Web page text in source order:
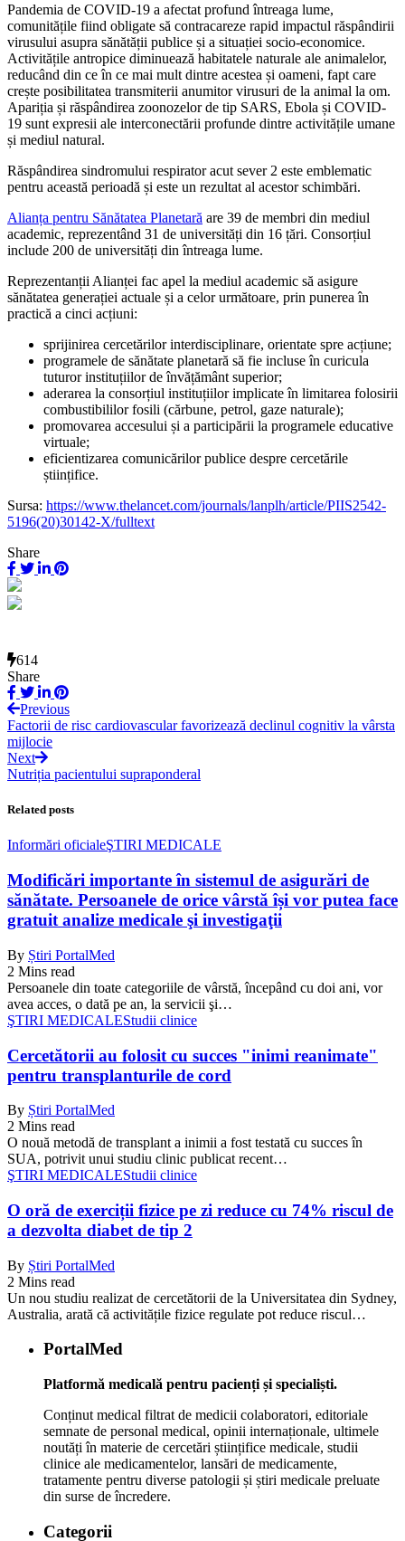
Pandemia de COVID-19 a afectat profund întreaga lume,
comunitățile fiind obligate să contracareze rapid impactul răspândirii
virusului asupra sănătății publice și a situației socio-economice.
Activitățile antropice diminuează habitatele naturale ale animalelor,
reducând din ce în ce mai mult dintre acestea și oameni, fapt care
crește posibilitatea transmiterii anumitor virusuri de la animal la om.
Apariția și răspândirea zoonozelor de tip SARS, Ebola și COVID-
19 sunt expresii ale interconectării profunde dintre activitățile umane
și mediul natural.
Răspândirea sindromului respirator acut sever 2 este emblematic
pentru această perioadă și este un rezultat al acestor schimbări.
Alianța pentru Sănătatea Planetară are 39 de membri din mediul
academic, reprezentând 31 de universități din 16 țări. Consorțiul
include 200 de universități din întreaga lume.
Reprezentanții Alianței fac apel la mediul academic să asigure
sănătatea generației actuale și a celor următoare, prin punerea în
practică a cinci acțiuni:
sprijinirea cercetărilor interdisciplinare, orientate spre acțiune;
programele de sănătate planetară să fie incluse în curicula
tuturor instituțiilor de învățământ superior;
aderarea la consorțiul instituțiilor implicate în limitarea folosirii
combustibililor fosili (cărbune, petrol, gaze naturale);
promovarea accesului și a participării la programele educative
virtuale;
eficientizarea comunicărilor publice despre cercetările
științifice.
Sursa: https://www.thelancet.com/journals/lanplh/article/PIIS2542-
5196(20)30142-X/fulltext
Share
614
Share
Previous
Factorii de risc cardiovascular favorizează declinul cognitiv la vârsta
mijlocie
Next
Nutriția pacientului supraponderal
Related posts
Informări oficialeŞTIRI MEDICALE
Modificări importante în sistemul de asigurări de
sănătate. Persoanele de orice vârstă își vor putea face
gratuit analize medicale şi investigaţii
By Știri PortalMed
2 Mins read
Persoanele din toate categoriile de vârstă, începând cu doi ani, vor
avea acces, o dată pe an, la servicii şi…
ŞTIRI MEDICALEStudii clinice
Cercetătorii au folosit cu succes "inimi reanimate"
pentru transplanturile de cord
By Știri PortalMed
2 Mins read
O nouă metodă de transplant a inimii a fost testată cu succes în
SUA, potrivit unui studiu clinic publicat recent…
ŞTIRI MEDICALEStudii clinice
O oră de exerciții fizice pe zi reduce cu 74% riscul de
a dezvolta diabet de tip 2
By Știri PortalMed
2 Mins read
Un nou studiu realizat de cercetătorii de la Universitatea din Sydney,
Australia, arată că activitățile fizice regulate pot reduce riscul…
PortalMed
Platformă medicală pentru pacienți și specialiști.
Conținut medical filtrat de medicii colaboratori, editoriale
semnate de personal medical, opinii internaționale, ultimele
noutăți în materie de cercetări științifice medicale, studii
clinice ale medicamentelor, lansări de medicamente,
tratamente pentru diverse patologii și știri medicale preluate
din surse de încredere.
Categorii